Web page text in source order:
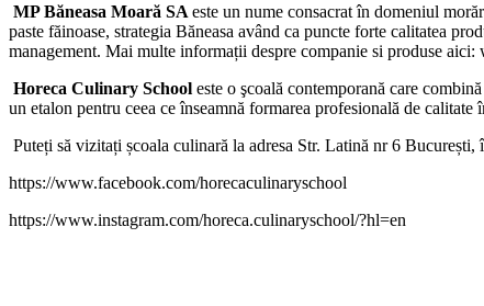
MP Băneasa Moară SA este un nume consacrat în domeniul
paste făinoase, strategia Băneasa având ca puncte forte calitatea
management. Mai multe informații despre companie si produse aici:
Horeca Culinary School este o şcoală contemporană care
un etalon pentru ceea ce înseamnă formarea profesională de calitate
Puteți să vizitați școala culinară la adresa Str. Latină nr 6
https://www.facebook.com/horecaculinaryschool
https://www.instagram.com/horeca.culinaryschool/?hl=en